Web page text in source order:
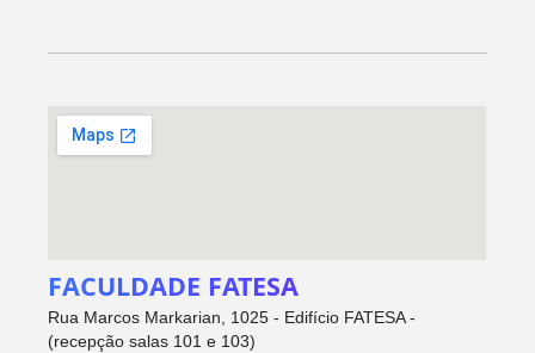
FACULDADE FATESA
Rua Marcos Markarian, 1025 - Edifício FATESA -
(recepção salas 101 e 103)